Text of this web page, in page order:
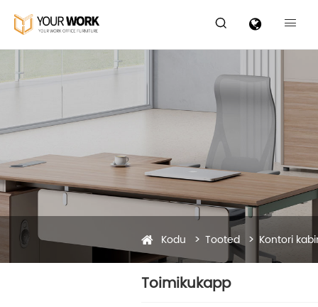
 
Kodu Tooted Kontori
Toimikukapp